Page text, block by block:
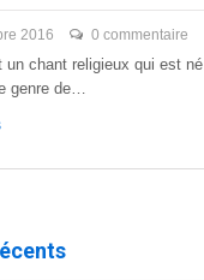
2016 0 commentaire
un chant religieux qui est né
genre de…